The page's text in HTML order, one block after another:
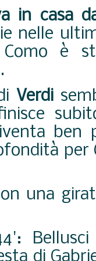
in casa
nelle
è
.
Verdi
ben
per
una
di